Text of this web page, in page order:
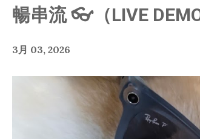
暢串流 👓（LIVE DEMO
3月 03, 2026